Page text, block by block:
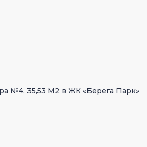
№4, 35,53 М2 в ЖК «Берега Парк»